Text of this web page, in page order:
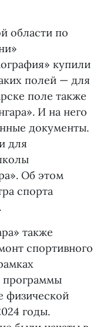
области по
купили
полей — для
поле также
И на него
документы.
для
Об этом
спорта
также
спортивного
программы
физической
годы.